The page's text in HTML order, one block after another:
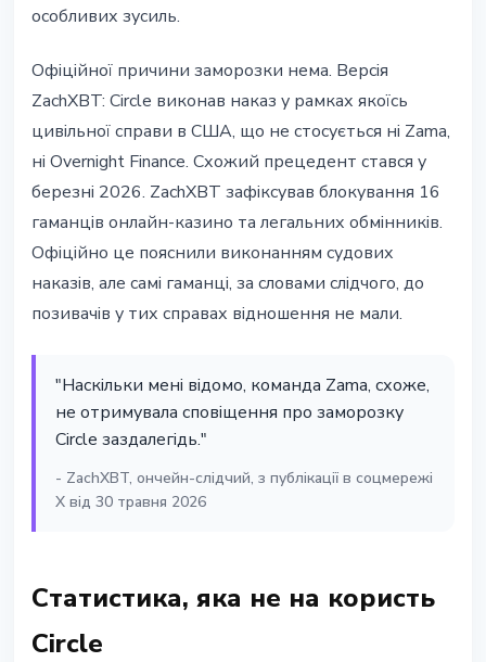
особливих зусиль.
Офiцiйної причини заморозки нема. Версiя
ZachXBT: Circle виконав наказ у рамках якоїсь
цивiльної справи в США, що не стосується нi Zama,
нi Overnight Finance. Схожий прецедент стався у
березнi 2026. ZachXBT зафiксував блокування 16
гаманцiв онлайн-казино та легальних обмiнникiв.
Офiцiйно це пояснили виконанням судових
наказiв, але самi гаманцi, за словами слiдчого, до
позивачiв у тих справах вiдношення не мали.
"Наскiльки менi вiдомо, команда Zama, схоже,
не отримувала сповiщення про заморозку
Circle заздалегiдь."
- ZachXBT, ончейн-слiдчий, з публiкацiї в соцмережi
X вiд 30 травня 2026
Статистика, яка не на користь
Circle